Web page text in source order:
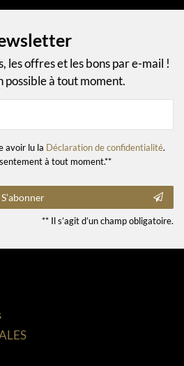
les offres et les bons par e-mail !
possible à tout moment.
avoir lu la Déclaration de confidentialité.
à tout moment.**
S’abonner
** Il s’agit d’un champ obligatoire.